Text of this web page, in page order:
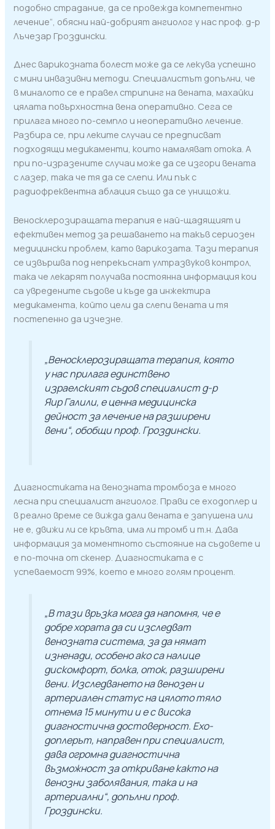
подобно страдание, да се провежда компетентно
лечение“, обясни най-добрият ангиолог у нас проф. д-р
Лъчезар Гроздински.
Днес варикозната болест може да се лекува успешно
с мини инвазивни методи. Специалистът допълни, че
в миналото се е правел стрипинг на вената, махайки
цялата повърхностна вена оперативно. Сега се
прилага много по-семпло и неоперативно лечение.
Разбира се, при леките случаи се предписват
подходящи медикаменти, които намаляват отока. А
при по-изразените случаи може да се изгори вената
с лазер, така че тя да се слепи. Или пък с
радиофреквентна аблация също да се унищожи.
Веносклерозиращата терапия е най-щадящият и
ефективен метод за решаването на такъв сериозен
медицински проблем, като варикозата. Тази терапия
се извършва под непрекъснат ултразвуков контрол,
така че лекарят получава постоянна информация кои
са увредените съдове и къде да инжектира
медикамента, който цели да слепи вената и тя
постепенно да изчезне.
„Веносклерозиращата терапия, която
у нас прилага единствено
израелският съдов специалист д-р
Яир Галили, е ценна медицинска
дейност за лечение на разширени
вени“, обобщи проф. Гроздински.
Диагностиката на венозната тромбоза е много
лесна при специалист ангиолог. Прави се еходоплер и
в реално време се вижда дали вената е запушена или
не е, движи ли се кръвта, има ли тромб и т.н. Дава
информация за моментното състояние на съдовете и
е по-точна от скенер. Диагностиката е с
успеваемост 99%, което е много голям процент.
„В тази връзка мога да напомня, че е
добре хората да си изследват
венозната система, за да нямат
изненади, особено ако са налице
дискомфорт, болка, оток, разширени
вени. Изследването на венозен и
артериален статус на цялото тяло
отнема 15 минути и е с висока
диагностична достоверност. Ехо-
доплерът, направен при специалист,
дава огромна диагностична
възможност за откриване както на
венозни заболявания, така и на
артериални“, допълни проф.
Гроздински.